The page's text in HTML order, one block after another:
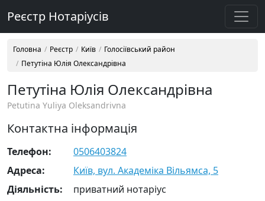
Реєстр Нотаріусів
Головна Реєстр Київ
Голосіївський район
Петутіна Юлія Олександрівна
Петутіна Юлія Олександрівна
Petutina Yuliya Oleksandrivna
Контактна інформація
Телефон:
0506403824
Адреса:
Київ, вул. Академіка Вільямса, 5
Діяльність:
приватний нотаріус